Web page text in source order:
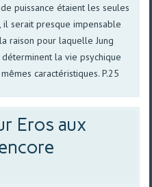
puissance étaient les seules
il serait presque impensable
raison pour laquelle Jung
la vie psychique
caractéristiques. P.25
Eros aux